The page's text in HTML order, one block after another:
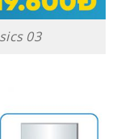
03